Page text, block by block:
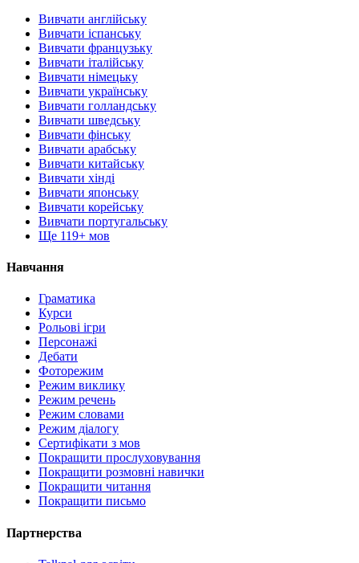
Вивчати англійську
Вивчати іспанську
Вивчати французьку
Вивчати італійську
Вивчати німецьку
Вивчати українську
Вивчати голландську
Вивчати шведську
Вивчати фінську
Вивчати арабську
Вивчати китайську
Вивчати хінді
Вивчати японську
Вивчати корейську
Вивчати португальську
Ще 119+ мов
Навчання
Граматика
Курси
Рольові ігри
Персонажі
Дебати
Фоторежим
Режим виклику
Режим речень
Режим словами
Режим діалогу
Сертифікати з мов
Покращити прослуховування
Покращити розмовні навички
Покращити читання
Покращити письмо
Партнерства